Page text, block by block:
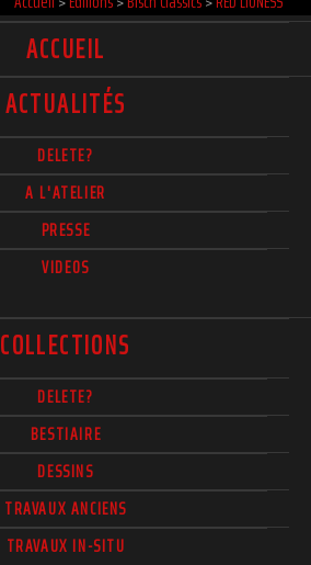
ACCUEIL
ACTUALITÉS
DELETE?
A L'ATELIER
PRESSE
VIDEOS
COLLECTIONS
DELETE?
BESTIAIRE
DESSINS
TRAVAUX ANCIENS
TRAVAUX IN-SITU